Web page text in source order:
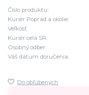
Číslo produktu:
Kuriér Poprad a okolie:
Veľkosť:
Kuriér celá SR:
Osobný odber:
Váš dátum doručenia:
Do obľúbených